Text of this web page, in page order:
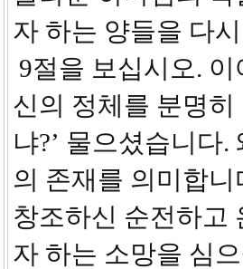
자 하는 양들을 다
9절을 보십시오.
신의 정체를 분명
냐?’ 물으셨습니다
의 존재를 의미합
창조하신 순전하고
자 하는 소망을 심